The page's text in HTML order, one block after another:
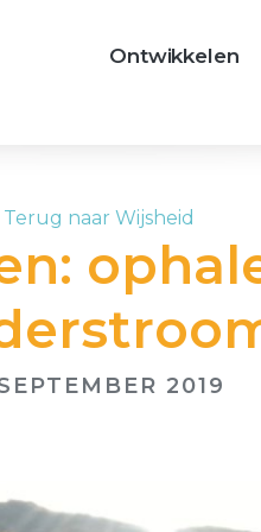
Ontwikkelen
Terug naar Wijsheid
2019